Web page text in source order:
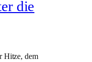
die
Hitze, dem